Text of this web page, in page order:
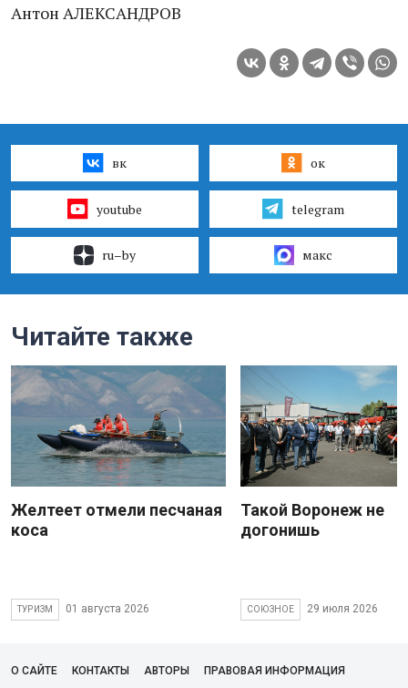
Антон АЛЕКСАНДРОВ
вк ок
youtube telegram
ru–by макс
Читайте также
Желтеет отмели песчаная
коса
ТУРИЗМ 01 августа 2026
Такой Воронеж не
догонишь
СОЮЗНОЕ 29 июля 2026
О САЙТЕ КОНТАКТЫ АВТОРЫ ПРАВОВАЯ ИНФОРМАЦИЯ